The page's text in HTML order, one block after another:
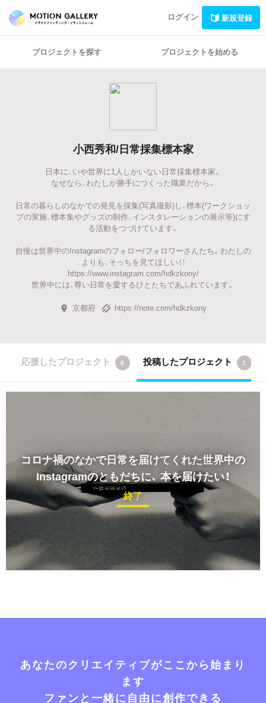
ログイン 新規登録
プロジェクトを探す プロジェクトを始める
小西秀和/日常採集標本家
日本に、いや世界に1人しかいない日常採集標本家。
なぜなら、わたしが勝手につくった職業だから。
日常の暮らしのなかでの発見を採集(写真撮影)し、標本(ワークショッ
プの実施、標本集やグッズの制作、インスタレーションの展示等)にす
る活動をつづけています。
自慢は世界中のInstagramのフォロー/フォロワーさんたち。わたしの
よりも、そっちを見てほしい！！
https://www.instagram.com/hdkzkony/
世界中には、尊い日常を愛するひとたちであふれています。
京都府 https://note.com/hdkzkony
応援したプロジェクト 0 投稿したプロジェクト 1
コロナ禍のなかで日常を届けてくれた世界中の
Instagramのともだちに、本を届けたい！
終了
あなたのクリエイティブがここから始まり
ます
ファンと一緒に自由に創作できる